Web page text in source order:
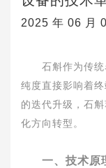
2025 年 06 月
石斛作为传
纯度直接影响着
的迭代升级，石
化方向转型。
一、技术原